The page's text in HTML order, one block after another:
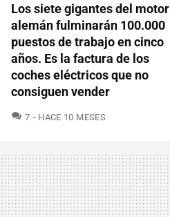
Los siete gigantes del motor
alemán fulminarán 100.000
puestos de trabajo en cinco
años. Es la factura de los
coches eléctricos que no
consiguen vender
7 COMENTARIOS
HACE 10 MESES